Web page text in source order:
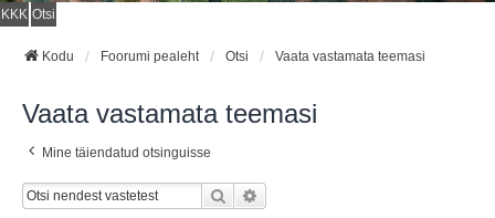
KKK Otsi
Kodu Foorumi pealeht Otsi Vaata vastamata teemasi
Vaata vastamata teemasi
Mine täiendatud otsinguisse
Otsi